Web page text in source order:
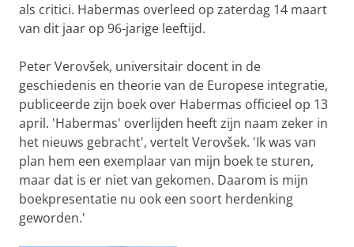
als critici. Habermas overleed op zaterdag 14 maart
van dit jaar op 96-jarige leeftijd.
Peter Verovšek, universitair docent in de
geschiedenis en theorie van de Europese integratie,
publiceerde zijn boek over Habermas officieel op 13
april. 'Habermas' overlijden heeft zijn naam zeker in
het nieuws gebracht', vertelt Verovšek. 'Ik was van
plan hem een ​​exemplaar van mijn boek te sturen,
maar dat is er niet van gekomen. Daarom is mijn
boekpresentatie nu ook een soort herdenking
geworden.'